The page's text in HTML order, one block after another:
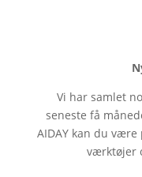
Vi har samlet
seneste få
AIDAY kan du
værktøjer